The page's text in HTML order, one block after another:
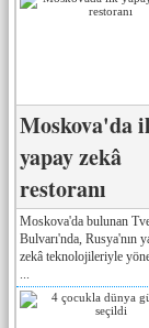
Moskova'da
yapay zekâ
restoranı
Moskova'da bulunan
Bulvarı'nda, Rusya'nın
zekâ teknolojileriyle